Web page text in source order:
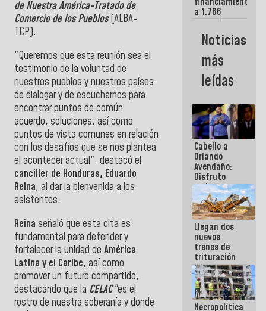
de Nuestra América-Tratado de
Comercio de los Pueblos(ALBA-
TCP).
"Queremos que esta reunión sea el
testimonio de la voluntad de
nuestros pueblos y nuestros países
de dialogar y de escucharnos para
encontrar puntos de común
acuerdo, soluciones, así como
puntos de vista comunes en relación
con los desafíos que se nos plantea
el acontecer actual", destacó el
canciller de Honduras, Eduardo
Reina, al dar la bienvenida a los
asistentes.
Reina señaló que esta cita es
fundamental para defender y
fortalecer la unidad de América
Latina y el Caribe, así como
promover un futuro compartido,
destacando que la CELAC"es el
rostro de nuestra soberanía y donde
a 1.766
comerciantes
emprendedores
afectados
por
terremotos
Noticias
más
leídas
Cabello a
Orlando
Avendaño:
Disfruto
cada vez
que escribes
porque lo
que haces
es
embarrarla
Llegan dos
nuevos
trenes de
trituración
para
optimizar
manejo de
escombros
en La Guaira
Necropolítica